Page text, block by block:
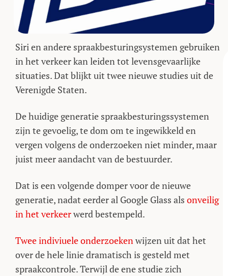
Siri en andere spraakbesturingsystemen gebruiken
in het verkeer kan leiden tot levensgevaarlijke
situaties. Dat blijkt uit twee nieuwe studies uit de
Verenigde Staten.
De huidige generatie spraakbesturingssystemen
zijn te gevoelig, te dom om te ingewikkeld en
vergen volgens de onderzoeken niet minder, maar
juist meer aandacht van de bestuurder.
Dat is een volgende domper voor de nieuwe
generatie, nadat eerder al Google Glass als onveilig
in het verkeerwerd bestempeld.
Twee indiviuele onderzoekenwijzen uit dat het
over de hele linie dramatisch is gesteld met
spraakcontrole. Terwijl de ene studie zich